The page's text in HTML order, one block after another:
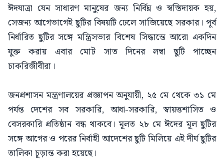
ঈদযাত্রা যেন সাধারণ মানুষের জন্য নির্বিঘ্ন ও স্বস্তিদায়ক হয়,
সেজন্য আগেভাগেই ছুটির বিষয়টি ঢেলে সাজিয়েছে সরকার। পূর্ব
নির্ধারিত ছুটির সঙ্গে মন্ত্রিসভার বিশেষ সিদ্ধান্তে আরো একদিন
যুক্ত করায় এবার মোট সাত দিনের লম্বা ছুটি পাচ্ছেন
চাকরিজীবীরা।
জনপ্রশাসন মন্ত্রণালয়ের প্রজ্ঞাপন অনুযায়ী, ২৫ মে থেকে ৩১ মে
পর্যন্ত দেশের সব সরকারি, আধা-সরকারি, স্বায়ত্তশাসিত ও
বেসরকারি প্রতিষ্ঠান বন্ধ থাকবে। মূলত ২৮ মে ঈদের মূল ছুটির
সঙ্গে আগের ও পরের নির্বাহী আদেশের ছুটি মিলিয়ে এই দীর্ঘ ছুটির
তালিকা চূড়ান্ত করা হয়েছে।